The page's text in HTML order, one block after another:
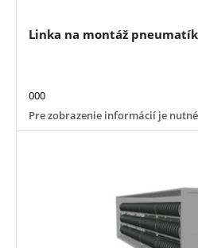
Linka na montáž pneumatík
000
Pre zobrazenie informácií je